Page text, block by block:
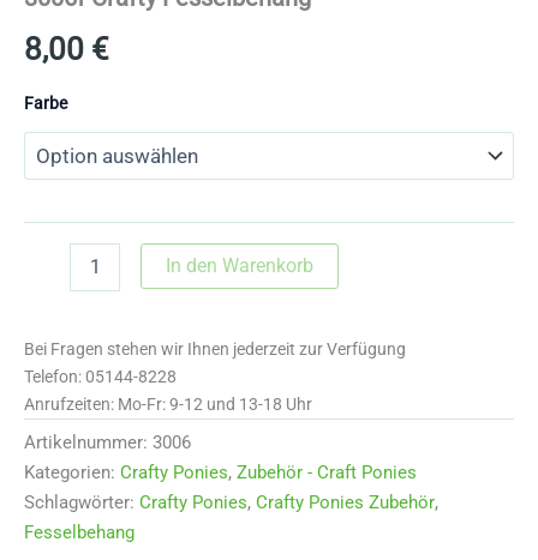
8,00 €
Farbe
In den Warenkorb
Bei Fragen stehen wir Ihnen jederzeit zur Verfügung
Telefon: 05144-8228
Anrufzeiten: Mo-Fr: 9-12 und 13-18 Uhr
Artikelnummer: 3006
Kategorien: Crafty Ponies, Zubehör - Craft Ponies
Schlagwörter: Crafty Ponies, Crafty Ponies Zubehör,
Fesselbehang